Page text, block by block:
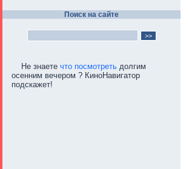
Поиск на сайте
Не знаете что посмотреть долгим
осенним вечером ? КиноНавигатор
подскажет!